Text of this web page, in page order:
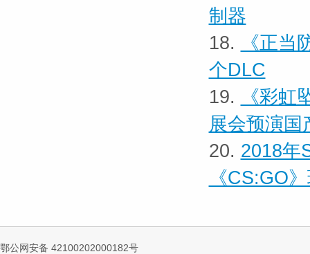
制器
18.
《正
个DLC
19.
《彩
展会预演国
20. 2018年
《CS:GO
鄂公网安备 42100202000182号